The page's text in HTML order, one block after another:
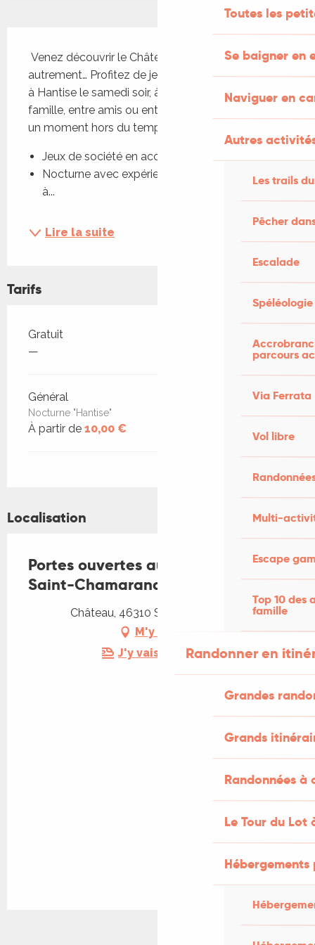
Toutes les
Se baigner en
Naviguer en
Autres
Les trails
Pêcher
Escalade
Spéléologie
parcours
Via Ferrata
Vol libre
Multi-
Escape
Top 10 des
famille
Randonner en
Grandes
Grands
Randonnées
Le Tour du Lot
autrement… Profitez de jeux de société, participez
à Hantise le samedi soir, à la nuit tombée.... En
famille, entre amis ou entre curieux… venez vivre
un moment hors du temps !
Jeux de société en accès libre
Nocturne avec expérience “Hantise” (Samedi,
à...
Lire la suite
Tarifs
Tarifs 2026
Gratuit
—
Général
Nocturne "Hantise"
À partir de 10,00 €
Localisation
Portes ouvertes au château de
Saint-Chamarand
Château, 46310 Saint-Chamarand
M'y rendre
J'y vais en train !